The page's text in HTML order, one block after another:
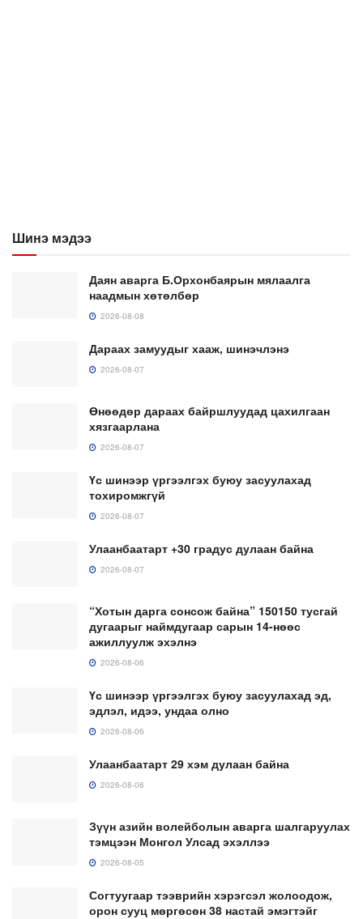
Шинэ мэдээ
Даян аварга Б.Орхонбаярын мялаалга
наадмын хөтөлбөр
2026-08-08
Дараах замуудыг хааж, шинэчлэнэ
2026-08-07
Өнөөдөр дараах байршлуудад цахилгаан
хязгаарлана
2026-08-07
Үс шинээр үргээлгэх буюу засуулахад
тохиромжгүй
2026-08-07
Улаанбаатарт +30 градус дулаан байна
2026-08-07
“Хотын дарга сонсож байна” 150150 тусгай
дугаарыг наймдугаар сарын 14-нөөс
ажиллуулж эхэлнэ
2026-08-06
Үс шинээр үргээлгэх буюу засуулахад эд,
эдлэл, идээ, ундаа олно
2026-08-06
Улаанбаатарт 29 хэм дулаан байна
2026-08-06
Зүүн азийн волейболын аварга шалгаруулах
тэмцээн Монгол Улсад эхэллээ
2026-08-05
Согтуугаар тээврийн хэрэгсэл жолоодож,
орон сууц мөргөсөн 38 настай эмэгтэйг